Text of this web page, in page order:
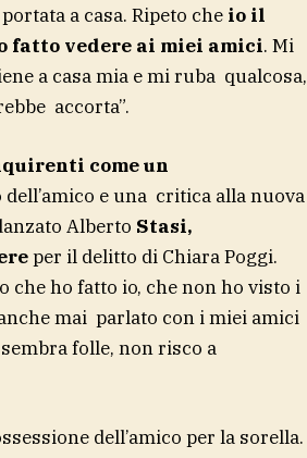
a casa. Ripeto che io il
fatto vedere ai miei amici. Mi
a casa mia e mi ruba qualcosa,
accorta”.
come un
dell’amico e una critica alla nuova
Alberto Stasi,
per il delitto di Chiara Poggi.
che ho fatto io, che non ho visto i
mai parlato con i miei amici
folle, non risco a
dell’amico per la sorella.